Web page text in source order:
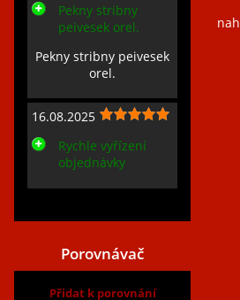
Pekny stribny
peivesek orel.
Pekny stribny peivesek
orel.
16.08.2025
Rychle vyřízení
objednávky
Porovnávač
Přidat k porovnání